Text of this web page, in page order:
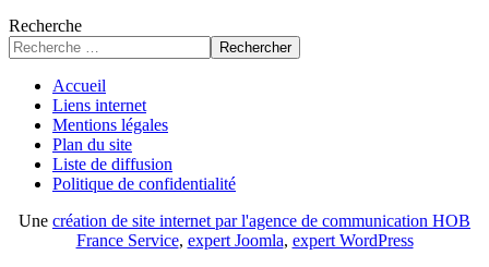
Recherche
Rechercher
Accueil
Liens internet
Mentions légales
Plan du site
Liste de diffusion
Politique de confidentialité
Une création de site internet par l'agence de communication HOB
France Service, expert Joomla, expert WordPress